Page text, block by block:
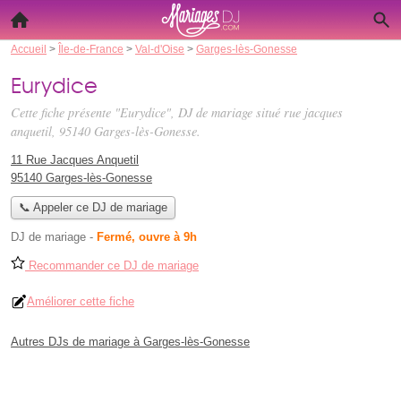
Accueil > Île-de-France > Val-d'Oise > Garges-lès-Gonesse
Eurydice
Cette fiche présente "Eurydice", DJ de mariage situé rue jacques
anquetil, 95140 Garges-lès-Gonesse.
11 Rue Jacques Anquetil
95140 Garges-lès-Gonesse
📞 Appeler ce DJ de mariage
DJ de mariage - Fermé, ouvre à 9h
Recommander ce DJ de mariage
Améliorer cette fiche
Autres DJs de mariage à Garges-lès-Gonesse